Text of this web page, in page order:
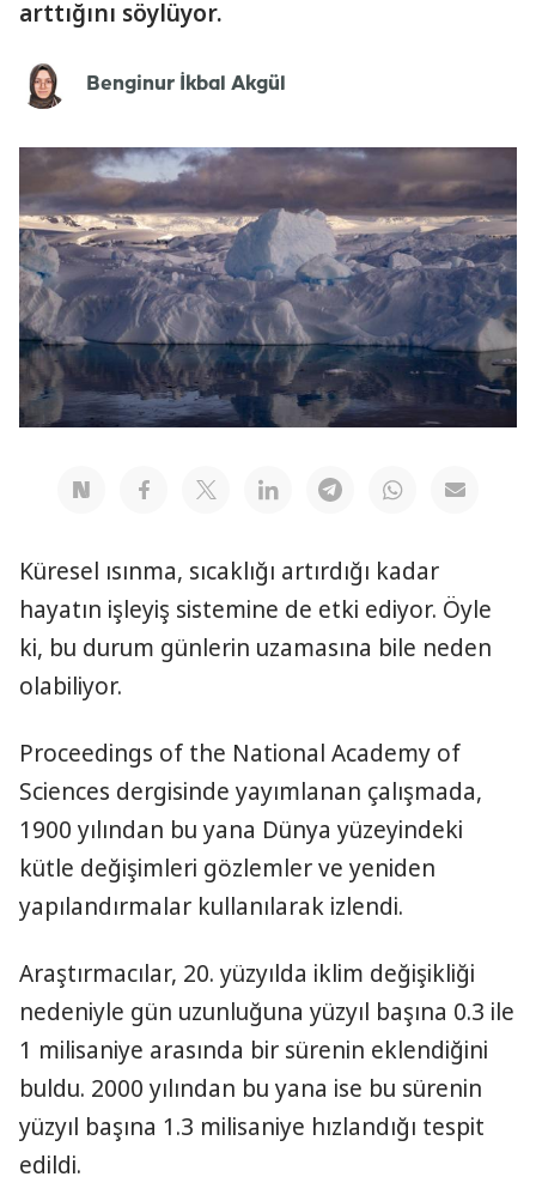
arttığını söylüyor.
Benginur İkbal Akgül
Küresel ısınma, sıcaklığı artırdığı kadar
hayatın işleyiş sistemine de etki ediyor. Öyle
ki, bu durum günlerin uzamasına bile neden
olabiliyor.
Proceedings of the National Academy of
Sciences dergisinde yayımlanan çalışmada,
1900 yılından bu yana Dünya yüzeyindeki
kütle değişimleri gözlemler ve yeniden
yapılandırmalar kullanılarak izlendi.
Araştırmacılar, 20. yüzyılda iklim değişikliği
nedeniyle gün uzunluğuna yüzyıl başına 0.3 ile
1 milisaniye arasında bir sürenin eklendiğini
buldu. 2000 yılından bu yana ise bu sürenin
yüzyıl başına 1.3 milisaniye hızlandığı tespit
edildi.